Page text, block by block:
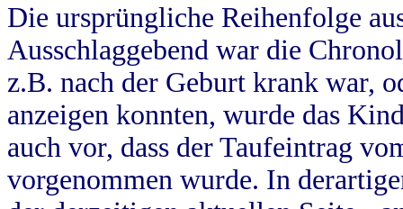
Die ursprüngliche Reihenfolge
Ausschlaggebend war die
z.B. nach der Geburt krank war,
anzeigen konnten, wurde das
auch vor, dass der Taufeintrag
vorgenommen wurde. In